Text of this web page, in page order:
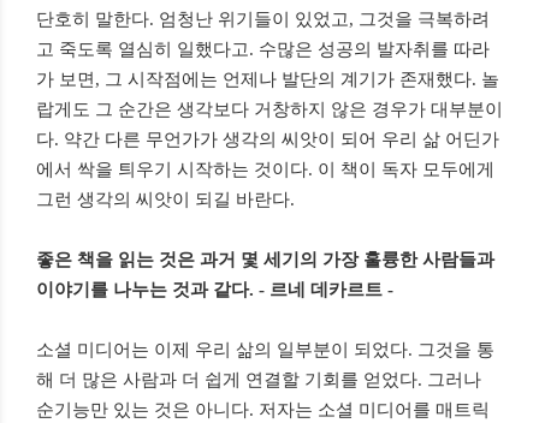
단호히 말한다. 엄청난 위기들이 있었고, 그것을 극복하려
고 죽도록 열심히 일했다고. 수많은 성공의 발자취를 따라
가 보면, 그 시작점에는 언제나 발단의 계기가 존재했다. 놀
랍게도 그 순간은 생각보다 거창하지 않은 경우가 대부분이
다. 약간 다른 무언가가 생각의 씨앗이 되어 우리 삶 어딘가
에서 싹을 틔우기 시작하는 것이다. 이 책이 독자 모두에게
그런 생각의 씨앗이 되길 바란다.
좋은 책을 읽는 것은 과거 몇 세기의 가장 훌륭한 사람들과
이야기를 나누는 것과 같다. - 르네 데카르트 -
소셜 미디어는 이제 우리 삶의 일부분이 되었다. 그것을 통
해 더 많은 사람과 더 쉽게 연결할 기회를 얻었다. 그러나
순기능만 있는 것은 아니다. 저자는 소셜 미디어를 매트릭